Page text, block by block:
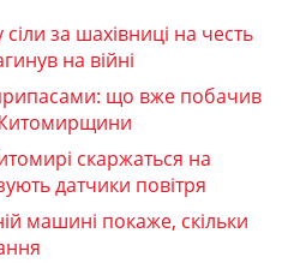
за шахівниці на честь
на війні
що вже побачив
скаржаться на
датчики повітря
машині покаже, скільки